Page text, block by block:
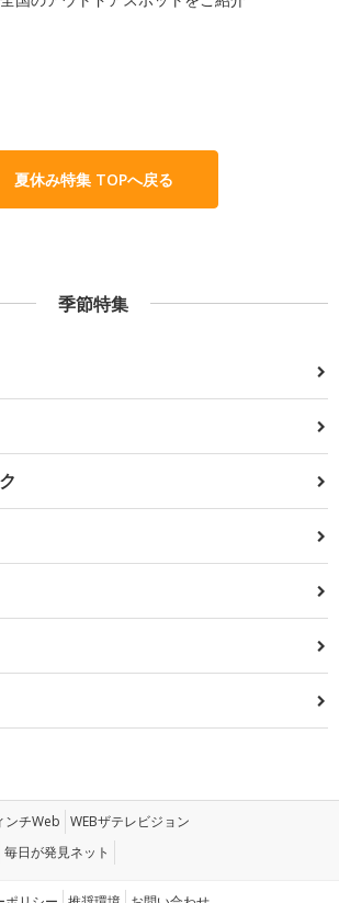
夏休み特集 TOPへ戻る
季節特集
ンチWeb WEBザテレビジョン
毎日が発見ネット